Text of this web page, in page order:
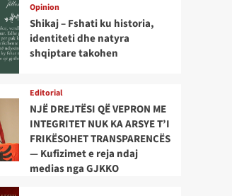
Opinion
Shikaj – Fshati ku historia,
identiteti dhe natyra
shqiptare takohen
Editorial
NJË DREJTËSI QË VEPRON ME
INTEGRITET NUK KA ARSYE T’I
FRIKËSOHET TRANSPARENCËS
— Kufizimet e reja ndaj
medias nga GJKKO